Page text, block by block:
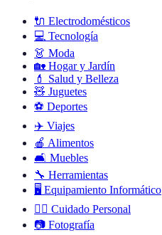
🔌 Electrodomésticos
💻 Tecnología
👗 Moda
🏡 Hogar y Jardín
💄
Salud y Belleza
🧸 Juguetes
⚽ Deportes
✈️ Viajes
🍎 Alimentos
🛋️ Muebles
🔧 Herramientas
🖥️ Equipamiento Informático
🧖‍♂️ Cuidado Personal
📷 Fotografía